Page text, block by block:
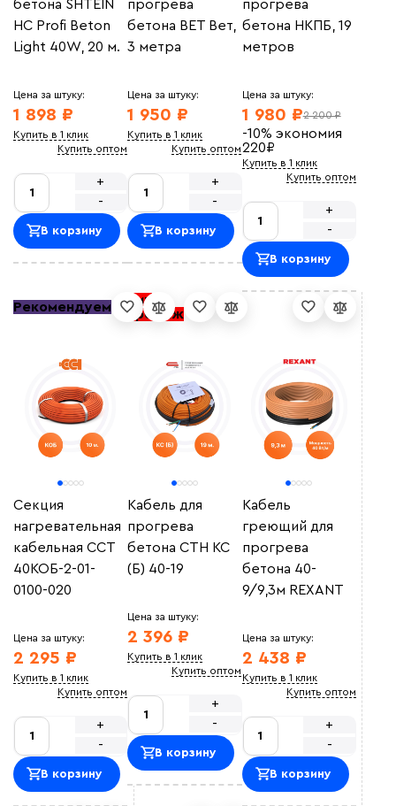
бетона SHTEIN
HC Profi Beton
Light 40W, 20 м.
Цена за штуку:
1 898 ₽
Купить в 1 клик
Купить оптом
-
+
В корзину
прогрева
бетона BET Вет,
3 метра
Цена за штуку:
1 950 ₽
Купить в 1 клик
Купить оптом
-
+
В корзину
прогрева
бетона НКПБ, 19
метров
Цена за штуку:
2 200 ₽
1 980 ₽
-10% экономия
220₽
Купить в 1 клик
Купить оптом
-
+
В корзину
Рекомендуем
Секция
нагревательная
кабельная ССТ
40КОБ-2-01-
0100-020
Цена за штуку:
2 295 ₽
Купить в 1 клик
Купить оптом
-
+
В корзину
Хит
продаж
Кабель для
прогрева
бетона СТН КС
(Б) 40-19
Цена за штуку:
2 396 ₽
Купить в 1 клик
Купить оптом
-
+
В корзину
Кабель
греющий для
прогрева
бетона 40-
9/9,3м REXANT
Цена за штуку:
2 438 ₽
Купить в 1 клик
Купить оптом
-
+
В корзину